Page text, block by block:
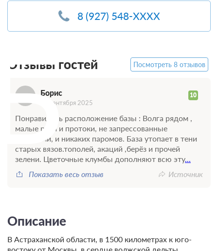
8 (927) 548-XXXX
Отзывы гостей Посмотреть 8 отзывов
Борис 10
15 сентября 2025
Понравилось расположение базы : Волга рядом ,
малые реки и протоки, не запрессованные
рыбаками, и никаких паромов. База утопает в тени
старых вязов.тополей, акаций ,берёз и прочей
зелени. Цветочные клумбы дополняют всю эту...
Показать весь отзыв
Источник
Описание
В Астраханской области, в 1500 километрах к юго-
востоку от Москвы, в сердце волжской дельты,